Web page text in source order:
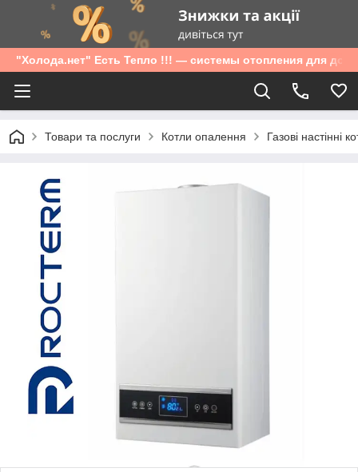
"Холода.нет" Есть Тепло !!! — системы отопления для дома
Товари та послуги Котли опалення Газові настінні